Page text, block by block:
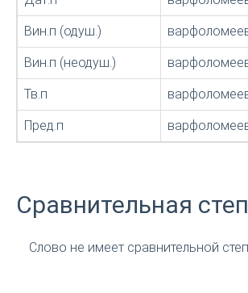
Вин.п (одуш.)
Вин.п (неодуш.)
Тв.п
Пред.п
Сравнительная
Слово не имеет сравнительной